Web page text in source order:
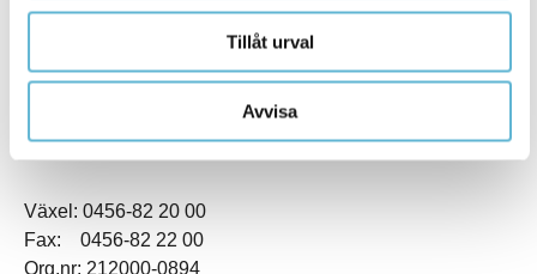
Tillåt urval
Avvisa
Postadress
Box 18, 295 21 Bromölla
E-post
Växel: 0456-82 20 00
Fax: 0456-82 22 00
Org.nr: 212000-0894